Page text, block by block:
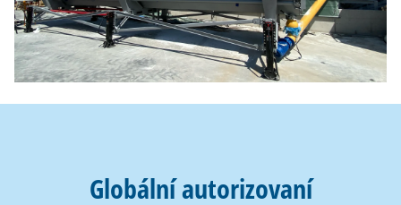
Globální autorizovaní